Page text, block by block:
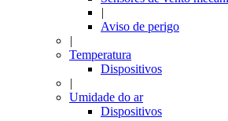
|
Aviso de perigo
|
Temperatura
Dispositivos
|
Umidade do ar
Dispositivos